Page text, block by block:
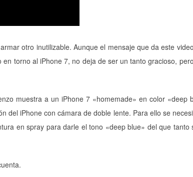
otro inutilizable. Aunque el mensaje que da este
torno al iPhone 7, no deja de ser un tanto gracioso,
muestra a un iPhone 7 «homemade» en color «deep
del iPhone con cámara de doble lente. Para ello se
en spray para darle el tono «deep blue» del que tanto